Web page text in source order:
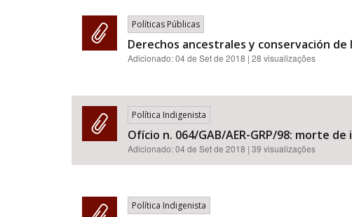
Políticas Públicas
Derechos ancestrales y conservación
Adicionado:04 de Set de 2018 | 28 visualizações
Política Indigenista
Ofício n. 064/GAB/AER-GRP/98: morte
Adicionado:04 de Set de 2018 | 39 visualizações
Política Indigenista